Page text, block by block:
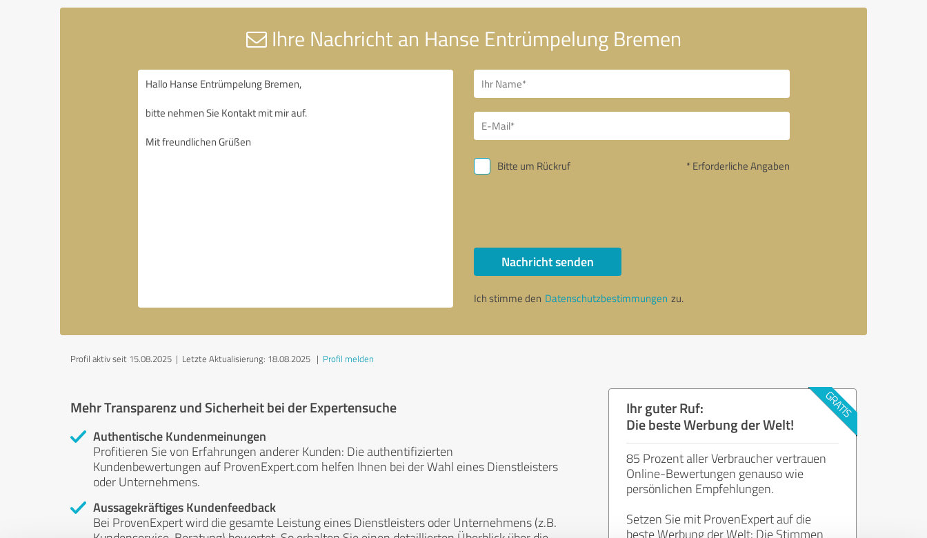
Ihre Nachricht an Hanse Entrümpelung Bremen
Bitte um Rückruf * Erforderliche Angaben
Nachricht senden
Ich stimme den Datenschutzbestimmungen zu.
Profil aktiv seit 15.08.2025 | Letzte Aktualisierung: 18.08.2025 | Profil melden
Mehr Transparenz und Sicherheit bei der Expertensuche
Authentische Kundenmeinungen
Profitieren Sie von Erfahrungen anderer Kunden: Die authentifizierten
Kundenbewertungen auf ProvenExpert.com helfen Ihnen bei der Wahl eines Dienstleisters
oder Unternehmens.
Aussagekräftiges Kundenfeedback
Bei ProvenExpert wird die gesamte Leistung eines Dienstleisters oder Unternehmens (z.B.
Ihr guter Ruf:
Die beste Werbung der Welt!
85 Prozent aller Verbraucher vertrauen
Online-Bewertungen genauso wie
persönlichen Empfehlungen.
Setzen Sie mit ProvenExpert auf die
beste Werbung der Welt: Die Stimmen